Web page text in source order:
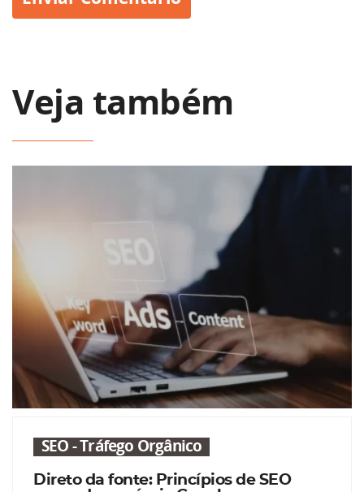
Veja também
SEO - Tráfego Orgânico
Direto da fonte: Princípios de SEO